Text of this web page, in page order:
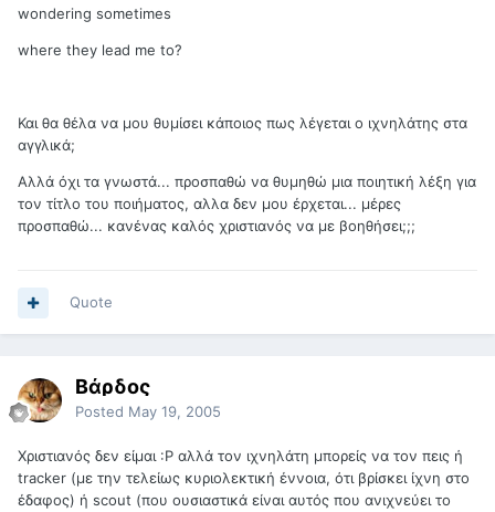
wondering sometimes
where they lead me to?
Και θα θέλα να μου θυμίσει κάποιος πως λέγεται ο ιχνηλάτης στα
αγγλικά;
Αλλά όχι τα γνωστά... προσπαθώ να θυμηθώ μια ποιητική λέξη για
τον τίτλο του ποιήματος, αλλα δεν μου έρχεται... μέρες
προσπαθώ... κανένας καλός χριστιανός να με βοηθήσει;;;
Quote
Βάρδος
Posted May 19, 2005
Χριστιανός δεν είμαι :Ρ αλλά τον ιχνηλάτη μπορείς να τον πεις ή
tracker (με την τελείως κυριολεκτική έννοια, ότι βρίσκει ίχνη στο
έδαφος) ή scout (που ουσιαστικά είναι αυτός που ανιχνεύει το